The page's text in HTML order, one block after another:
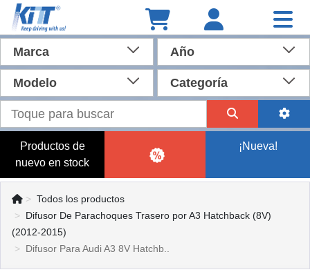
Marca Año
Modelo Categoría
Productos de
nuevo en stock
¡Nueva!
Todos los productos
Difusor De Parachoques Trasero por A3 Hatchback (8V)
(2012-2015)
Difusor Para Audi A3 8V Hatchb..